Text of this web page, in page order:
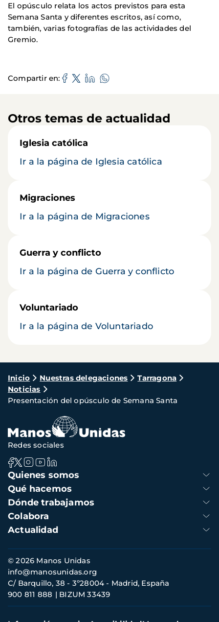
El opúsculo relata los actos previstos para esta
Semana Santa y diferentes escritos, así como,
también, varias fotografías de las actividades del
Gremio.
Compartir en
Otros temas de actualidad
Iglesia católica
Ir a la página de Iglesia católica
Migraciones
Ir a la página de Migraciones
Guerra y conflicto
Ir a la página de Guerra y conflicto
Voluntariado
Ir a la página de Voluntariado
Ruta
de
navegación
Inicio Nuestras delegaciones
Tarragona
Noticias
Presentación del opúsculo de Semana Santa
Navegación
principal
Quienes somos
Qué hacemos
Dónde trabajamos
Colabora
Actualidad
Redes sociales
Información
de
contacto
© 2026 Manos Unidas
C/ Barquillo, 38 - 3º28004 - Madrid, España
900 811 888
BIZUM 33439
info@manosunidas.org